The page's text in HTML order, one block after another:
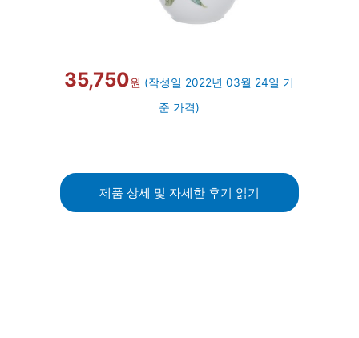
35,750원 (작성일 2022년 03월 24일 기
준 가격)
제품 상세 및 자세한 후기 읽기